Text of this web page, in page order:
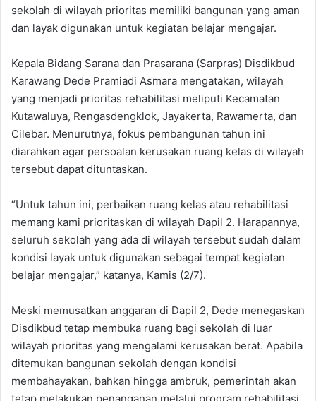
sekolah di wilayah prioritas memiliki bangunan yang aman
dan layak digunakan untuk kegiatan belajar mengajar.
Kepala Bidang Sarana dan Prasarana (Sarpras) Disdikbud
Karawang Dede Pramiadi Asmara mengatakan, wilayah
yang menjadi prioritas rehabilitasi meliputi Kecamatan
Kutawaluya, Rengasdengklok, Jayakerta, Rawamerta, dan
Cilebar. Menurutnya, fokus pembangunan tahun ini
diarahkan agar persoalan kerusakan ruang kelas di wilayah
tersebut dapat dituntaskan.
“Untuk tahun ini, perbaikan ruang kelas atau rehabilitasi
memang kami prioritaskan di wilayah Dapil 2. Harapannya,
seluruh sekolah yang ada di wilayah tersebut sudah dalam
kondisi layak untuk digunakan sebagai tempat kegiatan
belajar mengajar,” katanya, Kamis (2/7).
Meski memusatkan anggaran di Dapil 2, Dede menegaskan
Disdikbud tetap membuka ruang bagi sekolah di luar
wilayah prioritas yang mengalami kerusakan berat. Apabila
ditemukan bangunan sekolah dengan kondisi
membahayakan, bahkan hingga ambruk, pemerintah akan